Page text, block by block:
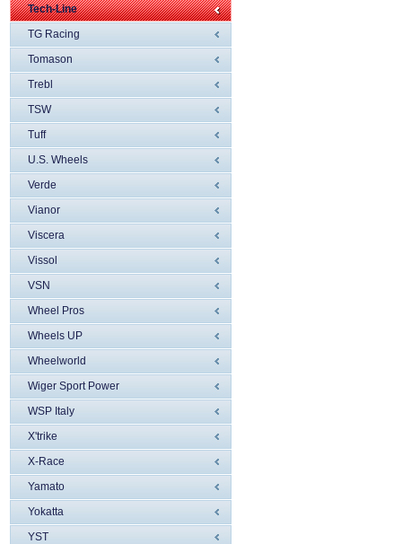
Tech-Line
TG Racing
Tomason
Trebl
TSW
Tuff
U.S. Wheels
Verde
Vianor
Viscera
Vissol
VSN
Wheel Pros
Wheels UP
Wheelworld
Wiger Sport Power
WSP Italy
X'trike
X-Race
Yamato
Yokatta
YST